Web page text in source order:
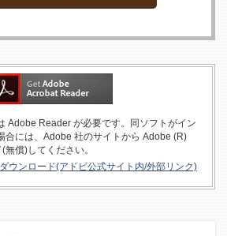
Adobe Reader が必要です。同ソフトがイン
合には、Adobe 社のサイトから Adobe (R)
無償)してください。
ウンロード(アドビ公式サイト内/外部リンク)